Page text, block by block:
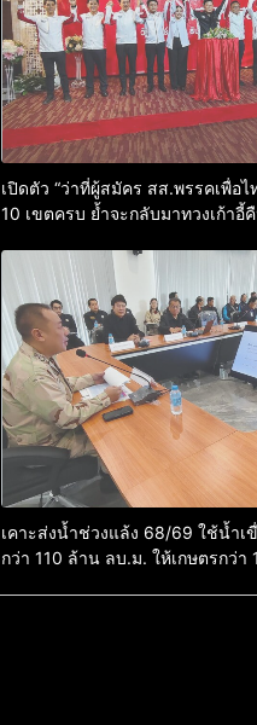
เปิดตัว “ว่าที่ผู้สมัคร สส.พรรคเพื่อไ
10 เขตครบ ย้ำจะกลับมาทวงเก้าอี้
เคาะส่งน้ำช่วงแล้ง 68/69 ใช้น้ำเ
กว่า 110 ล้าน ลบ.ม. ให้เกษตรกว่า